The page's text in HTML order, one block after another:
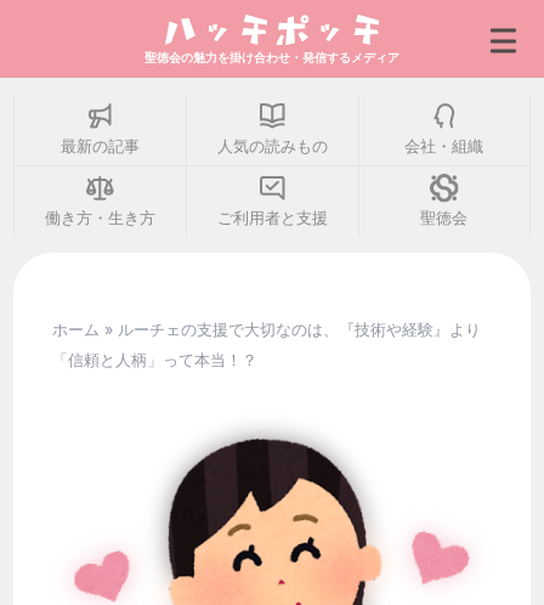
最新の記事
会社・組織
ご利用者と支援
聖徳会
聖徳会の魅力を掛け合わせ・発信するメディア
最新の記事 人気の読みもの 会社・組織
働き方・生き方 ご利用者と支援 聖徳会
ホーム » ルーチェの支援で大切なのは、『技術や経験』より
「信頼と人柄」って本当！？